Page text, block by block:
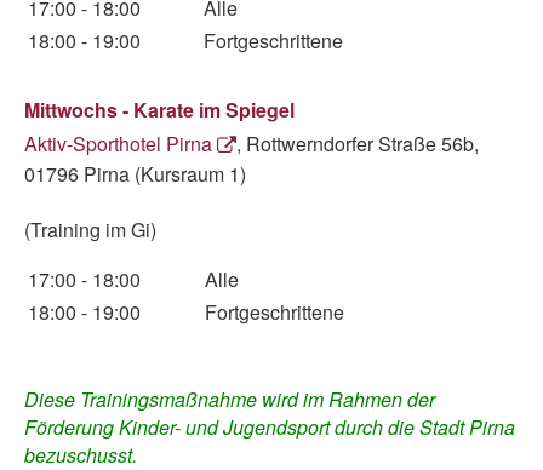
17:00 - 18:00
Alle
18:00 - 19:00
Fortgeschrittene
Mittwochs - Karate im Spiegel
Aktiv-Sporthotel Pirna
, Rottwerndorfer Straße 56b,
01796 Pirna (Kursraum 1)
(Training im Gi)
17:00 - 18:00
Alle
18:00 - 19:00
Fortgeschrittene
Diese Trainingsmaßnahme wird im Rahmen der
Förderung Kinder- und Jugendsport durch die Stadt Pirna
bezuschusst.